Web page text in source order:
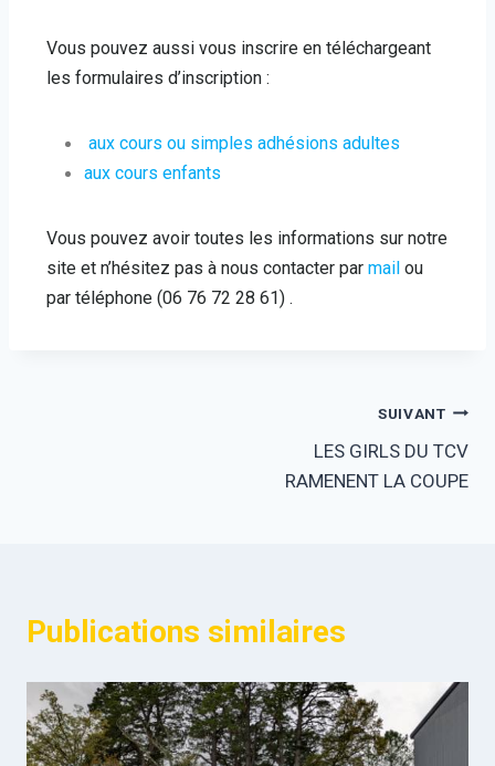
Vous pouvez aussi vous inscrire en téléchargeant
les formulaires d’inscription :
aux cours ou simples adhésions adultes
aux cours enfants
Vous pouvez avoir toutes les informations sur notre
site et n’hésitez pas à nous contacter par mail ou
par téléphone (06 76 72 28 61) .
SUIVANT
LES GIRLS DU TCV
RAMENENT LA COUPE
Publications similaires